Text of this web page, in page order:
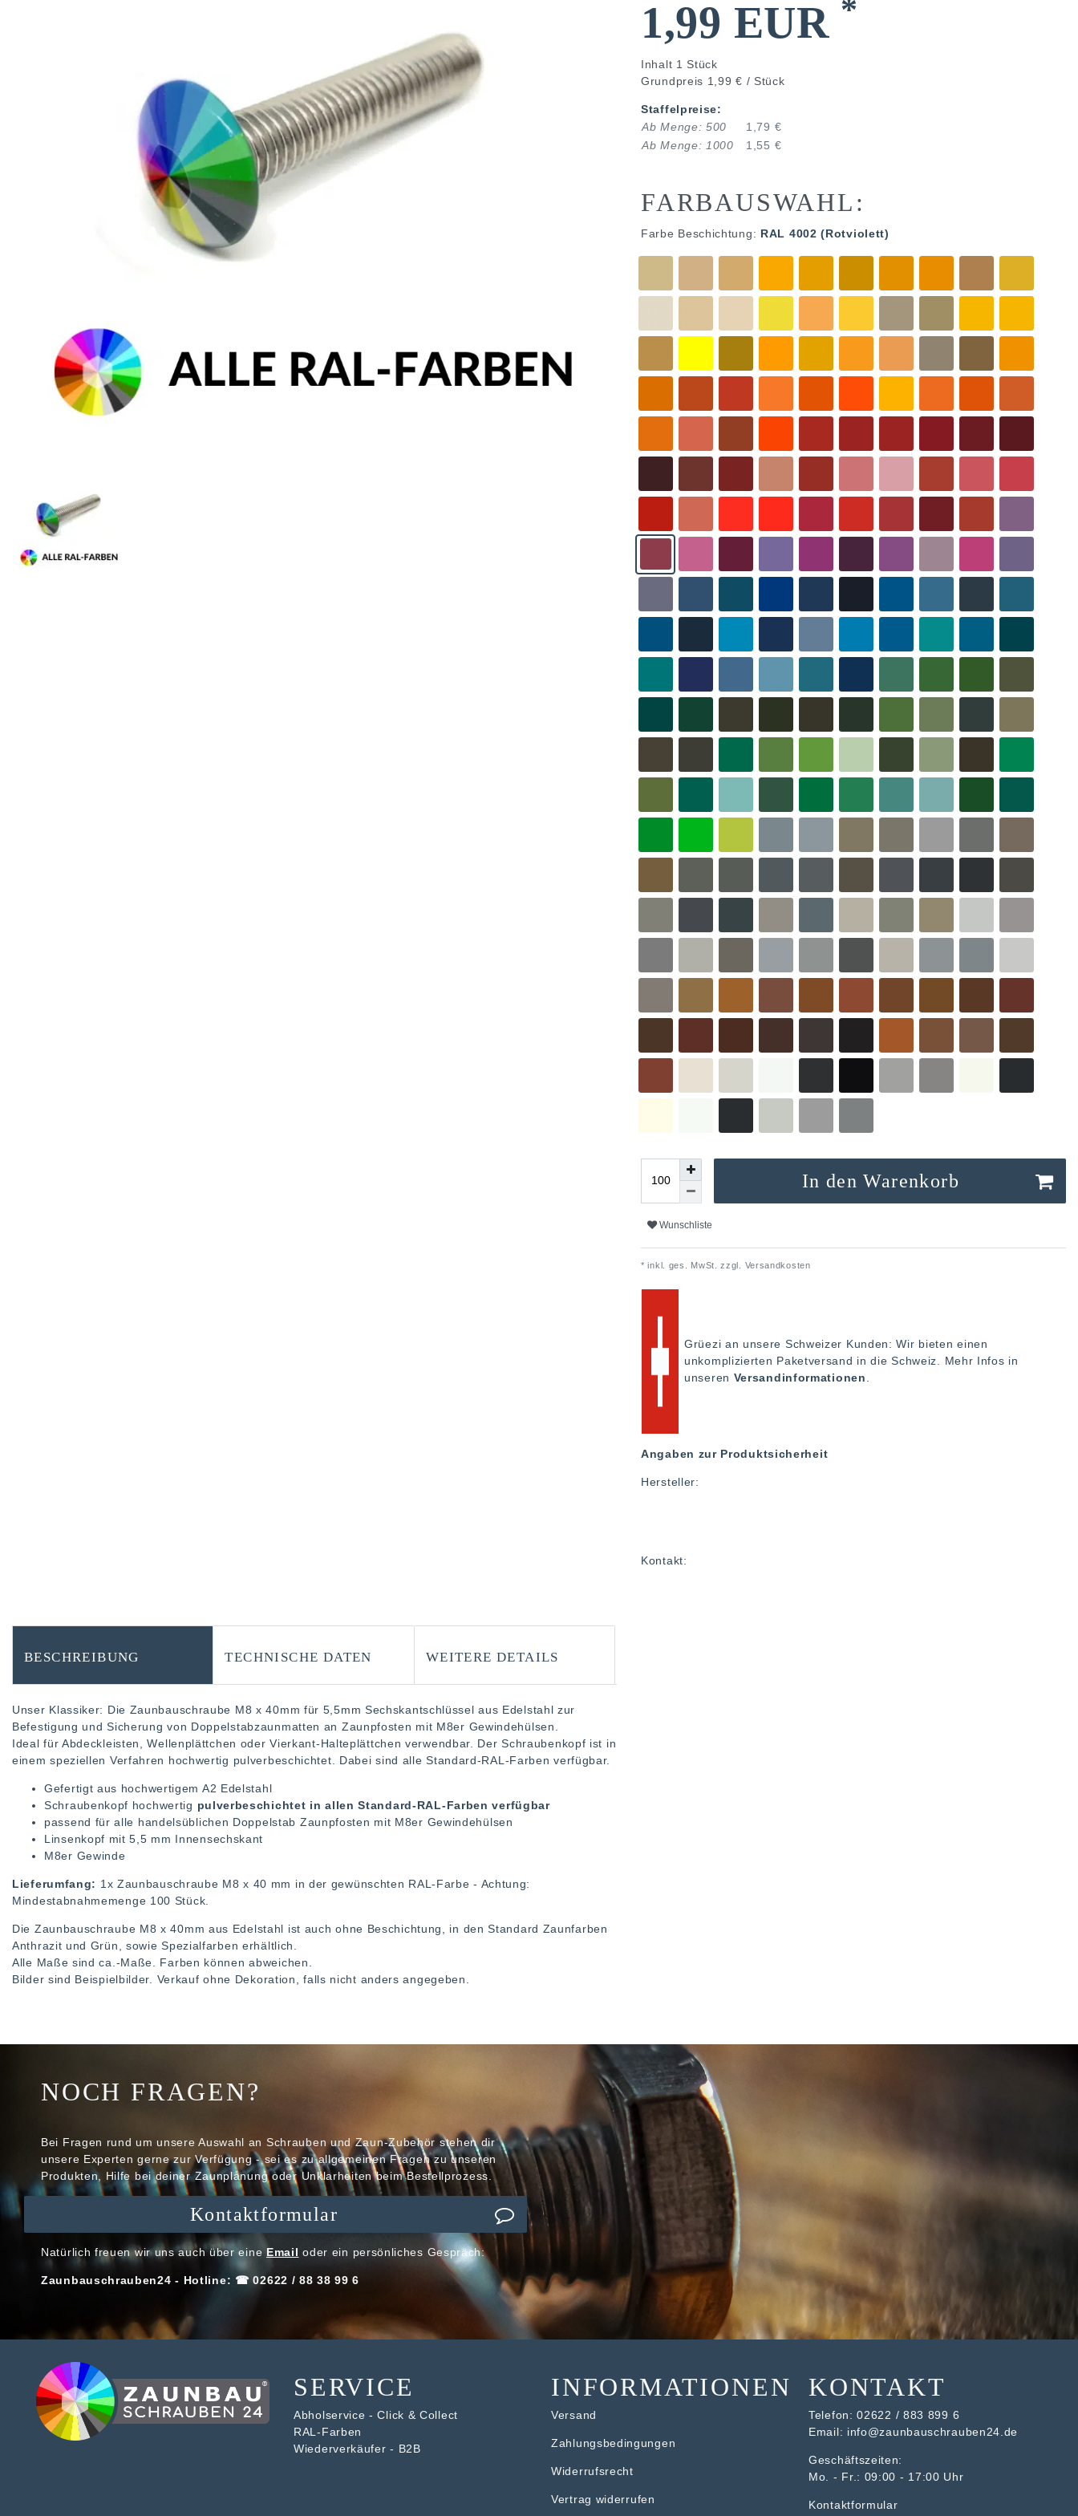
1,99 EUR *
Inhalt 1 Stück
Grundpreis 1,99 € / Stück
Staffelpreise:
Ab Menge: 500
1,79 €
Ab Menge: 1000
1,55 €
FARBAUSWAHL:
Farbe Beschichtung: RAL 4002 (Rotviolett)
In den Warenkorb
Wunschliste
* inkl. ges. MwSt. zzgl. Versandkosten
Grüezi an unsere Schweizer Kunden: Wir bieten einen
unkomplizierten Paketversand in die Schweiz. Mehr Infos in
unseren Versandinformationen
Angaben zur Produktsicherheit
Hersteller:
Kontakt:
BESCHREIBUNG TECHNISCHE DATEN WEITERE DETAILS
Unser Klassiker: Die Zaunbauschraube M8 x 40mm für 5,5mm Sechskantschlüssel aus Edelstahl zur
Befestigung und Sicherung von Doppelstabzaunmatten an Zaunpfosten mit M8er Gewindehülsen.
Ideal für Abdeckleisten, Wellenplättchen oder Vierkant-Halteplättchen verwendbar. Der Schraubenkopf ist in
einem speziellen Verfahren hochwertig pulverbeschichtet. Dabei sind alle Standard-RAL-Farben verfügbar.
Gefertigt aus hochwertigem A2 Edelstahl
Schraubenkopf hochwertig pulverbeschichtet in allen Standard-RAL-Farben verfügbar
passend für alle handelsüblichen Doppelstab Zaunpfosten mit M8er Gewindehülsen
Linsenkopf mit 5,5 mm Innensechskant
M8er Gewinde
Lieferumfang: 1x Zaunbauschraube M8 x 40 mm in der gewünschten RAL-Farbe - Achtung:
Mindestabnahmemenge 100 Stück.
Die Zaunbauschraube M8 x 40mm aus Edelstahl ist auch ohne Beschichtung, in den Standard Zaunfarben
Anthrazit und Grün, sowie Spezialfarben erhältlich.
Alle Maße sind ca.-Maße. Farben können abweichen.
Bilder sind Beispielbilder. Verkauf ohne Dekoration, falls nicht anders angegeben.
NOCH FRAGEN?
Bei Fragen rund um unsere Auswahl an Schrauben und Zaun-Zubehör stehen dir
unsere Experten gerne zur Verfügung - sei es zu allgemeinen Fragen zu unseren
Produkten, Hilfe bei deiner Zaunplanung oder Unklarheiten beim Bestellprozess.
Kontaktformular
Natürlich freuen wir uns auch über eine Email oder ein persönliches Gespräch:
Zaunbauschrauben24 - Hotline: ☎ 02622 / 88 38 99 6
SERVICE
Abholservice - Click & Collect
RAL-Farben
Wiederverkäufer - B2B
INFORMATIONEN
Versand
Zahlungsbedingungen
Widerrufsrecht
Vertrag widerrufen
KONTAKT
Telefon:02622 / 883 899 6
Email: info@zaunbauschrauben24.de
Geschäftszeiten:
Mo. - Fr.: 09:00 - 17:00 Uhr
Kontaktformular